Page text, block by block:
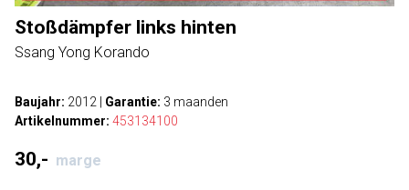
Stoßdämpfer links hinten
Ssang Yong Korando
Baujahr: 2012 Garantie: 3 maanden
Artikelnummer: 453134100
30,- marge